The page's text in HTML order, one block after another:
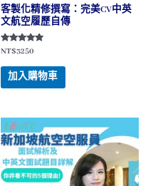
客製化精修撰寫：完美CV中英
文航空履歷自傳
評分
滿分 5
NT$3250
加入購物車